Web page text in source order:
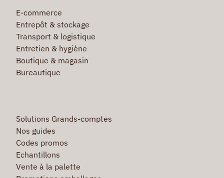
E-commerce
Entrepôt & stockage
Transport & logistique
Entretien & hygiène
Boutique & magasin
Bureautique
Solutions Grands-comptes
Nos guides
Codes promos
Echantillons
Vente à la palette